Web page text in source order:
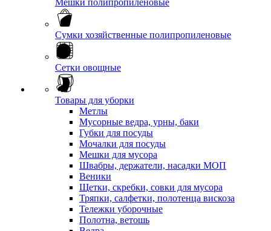
Мешки полипропиленовые
Сумки хозяйственные полипропиленовые
Сетки овощные
Товары для уборки
Метлы
Мусорные ведра, урны, баки
Губки для посуды
Мочалки для посуды
Мешки для мусора
Швабры, держатели, насадки МОП
Веники
Щетки, скребки, совки для мусора
Тряпки, салфетки, полотенца вискоза
Тележки уборочные
Полотна, ветошь